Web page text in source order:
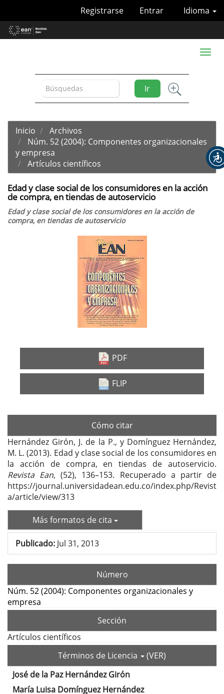
Contenido
principal
Idioma
Registrarse Entrar
Ir
Toggle
Inicio
Archivos
Núm. 52 (2004): Componentes organizacionales
y empresa
Artículos científicos
Edad y clase social de los consumidores en la acción
de compra, en tiendas de autoservicio
Edad y clase social de los consumidores en la acción de
compra, en tiendas de autoservicio
PDF
FLIP
Cómo citar
Hernández Girón, J. de la P., y Domínguez Hernández,
M. L. (2013). Edad y clase social de los consumidores en
la acción de compra, en tiendas de autoservicio.
Revista Ean, (52), 136–153. Recuperado a partir de
https://journal.universidadean.edu.co/index.php/Revist
a/article/view/313
Más formatos de cita
Publicado: Jul 31, 2013
Número
Núm. 52 (2004): Componentes organizacionales y
empresa
Sección
Artículos científicos
Términos de Licencia
(VER)
Contenido
José de la Paz Hernández Girón
María Luisa Domínguez Hernández